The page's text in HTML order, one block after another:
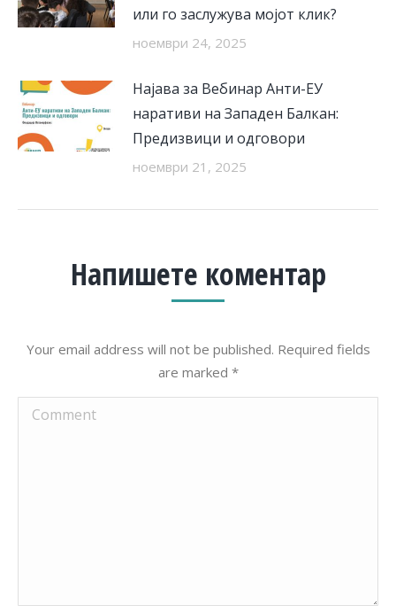
или го заслужува мојот клик?
ноември 24, 2025
Најава за Вебинар Анти-ЕУ
наративи на Западен Балкан:
Предизвици и одговори
ноември 21, 2025
Напишете коментар
Your email address will not be published. Required fields
are marked *
Comment